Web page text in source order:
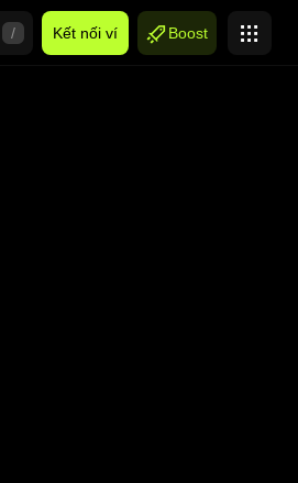
/ Kết nối ví Boost